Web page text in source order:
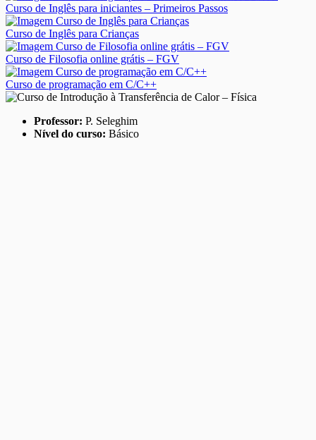
Curso de Inglês para iniciantes – Primeiros Passos
Curso de Inglês para Crianças
Curso de Filosofia online grátis – FGV
Curso de programação em C/C++
Professor: P. Seleghim
Nível do curso: Básico